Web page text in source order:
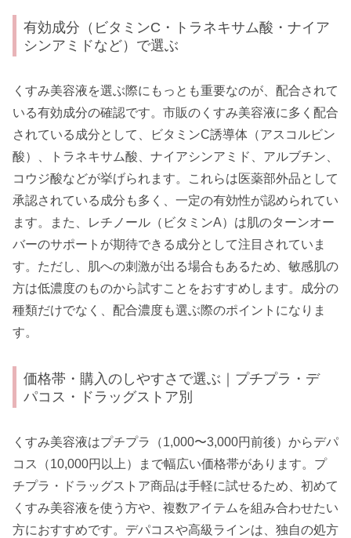
有効成分（ビタミンC・トラネキサム酸・ナイア
シンアミドなど）で選ぶ
くすみ美容液を選ぶ際にもっとも重要なのが、配合されて
いる有効成分の確認です。市販のくすみ美容液に多く配合
されている成分として、ビタミンC誘導体（アスコルビン
酸）、トラネキサム酸、ナイアシンアミド、アルブチン、
コウジ酸などが挙げられます。これらは医薬部外品として
承認されている成分も多く、一定の有効性が認められてい
ます。また、レチノール（ビタミンA）は肌のターンオー
バーのサポートが期待できる成分として注目されていま
す。ただし、肌への刺激が出る場合もあるため、敏感肌の
方は低濃度のものから試すことをおすすめします。成分の
種類だけでなく、配合濃度も選ぶ際のポイントになりま
す。
価格帯・購入のしやすさで選ぶ｜プチプラ・デ
パコス・ドラッグストア別
くすみ美容液はプチプラ（1,000〜3,000円前後）からデパ
コス（10,000円以上）まで幅広い価格帯があります。プ
チプラ・ドラッグストア商品は手軽に試せるため、初めて
くすみ美容液を使う方や、複数アイテムを組み合わせたい
方におすすめです。デパコスや高級ラインは、独自の処方